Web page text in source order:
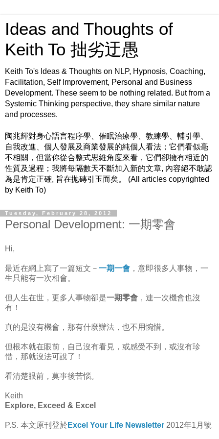
Ideas and Thoughts of
Keith To 拙劣迂愚
Keith To's Ideas & Thoughts on NLP, Hypnosis, Coaching,
Facilitation, Self Improvement, Personal and Business
Development. These seem to be nothing related. But from a
Systemic Thinking perspective, they share similar nature
and processes.
陶兆輝對身心語言程序學、催眠治療學、教練學、輔引學、
自我改進、個人發展及商業發展的純個人看法；它們看似毫
不相關，但當你從合整式思維角度來看，它們卻擁有相近的
性質及過程；我將每隔數天不斷加入新的文章, 內容絕不敢認
為是肯定正確, 旨在拋磚引玉而矣。 (All articles copyrighted
by Keith To)
Tuesday, February 28, 2012
Personal Development: 一期零會
Hi,
最近在網上寫了一篇短文－ 一期一會 ，意即很多人事物，一
生只能有一次相會。
但人生在世，更多人事物卻是一期零會 ，連一次機會也沒
有！
真的是沒有機會，那有什麼辦法，也不用惋惜。
但根本就在眼前，自己沒有看見，或感受不到，或沒有珍
惜，那就沒法可說了！
看清楚眼前，莫事後苦惱。
Keith
Explore, Exceed & Excel
P.S. 本文原刊登於 Excel Your Life Newsletter 2012年1月號